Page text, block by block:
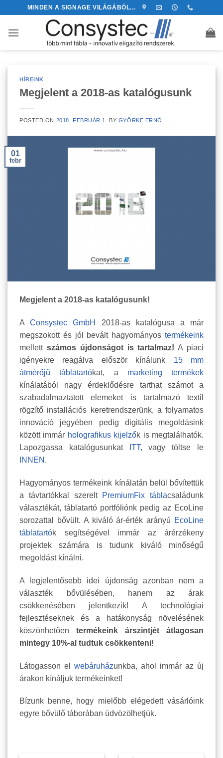
content
MINDEN A SIGNAGE VILÁGÁBÓL...
HÍREINK
Megjelent a 2018-as katalógusunk
POSTED ON 2018. FEBRUÁR 1. BY GYÖRKE ERNŐ
01
febr
Megjelent a 2018-as katalógusunk!
AConsystec GmbH
2018-as katalógusa a már
megszokott és jól bevált hagyományos termékeink
mellett számos újdonságot is tartalmaz! A piaci
igényekre reagálva először kínálunk 15 mm
átmérőjű táblatartókat, a marketing termékek
kínálatából nagy érdeklődésre tarthat számot a
szabadalmaztatott elemeket is tartalmazó textil
rögzítő installációs keretrendszerünk, a folyamatos
innováció jegyében pedig digitális megoldásink
között immár holografikus kijelzők is megtalálhatók.
Lapozgassa katalógusunkat
ITT, vagy töltse le
INNEN .
Hagyományos termékeink kínálatán belül bővítettük
a távtartókkal szerelt PremiumFix táblacsaládunk
választékát, táblatartó portfóliónk pedig az EcoLine
sorozattal bővült. A kiváló ár-érték arányú EcoLine
táblatartók segítségével immár az árérzékeny
projektek számára is tudunk kiváló minőségű
megoldást kínálni.
A legjelentősebb idei újdonság azonban nem a
választék bővülésében, hanem az árak
csökkenésében jelentkezik! A technológiai
fejlesztéseknek és a hatákonyság növelésének
köszönhetően termékeink árszintjét átlagosan
mintegy 10%-al tudtuk csökkenteni!
Látogasson el webáruházunkba, ahol immár az új
árakon kínáljuk termékeinket!
Bízunk benne, hogy mielőbb elégedett vásárlóink
egyre bővülő táborában üdvözölhetjük.